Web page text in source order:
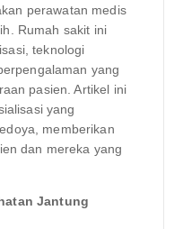
perawatan medis
Rumah sakit ini
teknologi
yang
pasien. Artikel ini
yang
memberikan
dan mereka yang
Jantung